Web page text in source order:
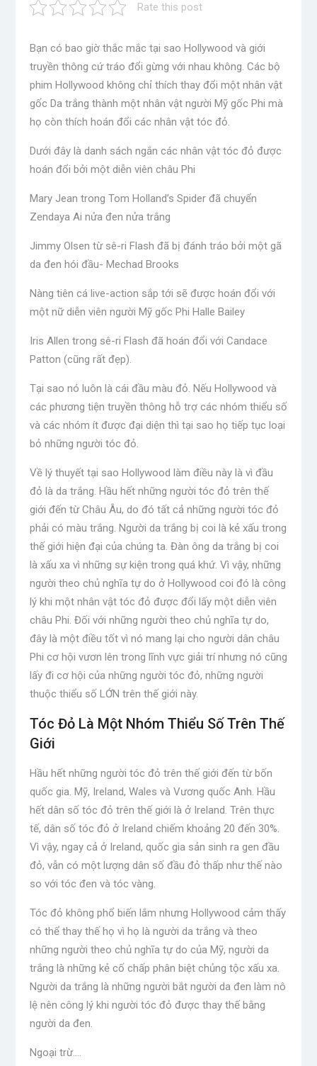
Rate this post
Bạn có bao giờ thắc mắc tại sao Hollywood và giới
truyền thông cứ tráo đổi gừng với nhau không. Các bộ
phim Hollywood không chỉ thích thay đổi một nhân vật
gốc Da trắng thành một nhân vật người Mỹ gốc Phi mà
họ còn thích hoán đổi các nhân vật tóc đỏ.
Dưới đây là danh sách ngắn các nhân vật tóc đỏ được
hoán đổi bởi một diễn viên châu Phi
Mary Jean trong Tom Holland’s Spider đã chuyển
Zendaya Ai nửa đen nửa trắng
Jimmy Olsen từ sê-ri Flash đã bị đánh tráo bởi một gã
da đen hói đầu- Mechad Brooks
Nàng tiên cá live-action sắp tới sẽ được hoán đổi với
một nữ diễn viên người Mỹ gốc Phi Halle Bailey
Iris Allen trong sê-ri Flash đã hoán đổi với Candace
Patton (cũng rất đẹp).
Tại sao nó luôn là cái đầu màu đỏ. Nếu Hollywood và
các phương tiện truyền thông hỗ trợ các nhóm thiểu số
và các nhóm ít được đại diện thì tại sao họ tiếp tục loại
bỏ những người tóc đỏ.
Về lý thuyết tại sao Hollywood làm điều này là vì đầu
đỏ là da trắng. Hầu hết những người tóc đỏ trên thế
giới đến từ Châu Âu, do đó tất cả những người tóc đỏ
phải có màu trắng. Người da trắng bị coi là kẻ xấu trong
thế giới hiện đại của chúng ta. Đàn ông da trắng bị coi
là xấu xa vì những sự kiện trong quá khứ. Vì vậy, những
người theo chủ nghĩa tự do ở Hollywood coi đó là công
lý khi một nhân vật tóc đỏ được đổi lấy một diễn viên
châu Phi. Đối với những người theo chủ nghĩa tự do,
đây là một điều tốt vì nó mang lại cho người dân châu
Phi cơ hội vươn lên trong lĩnh vực giải trí nhưng nó cũng
lấy đi cơ hội của những người tóc đỏ, những người
thuộc thiểu số LỚN trên thế giới này.
Tóc Đỏ Là Một Nhóm Thiểu Số Trên Thế
Giới
Hầu hết những người tóc đỏ trên thế giới đến từ bốn
quốc gia. Mỹ, Ireland, Wales và Vương quốc Anh. Hầu
hết dân số tóc đỏ trên thế giới là ở Ireland. Trên thực
tế, dân số tóc đỏ ở Ireland chiếm khoảng 20 đến 30%.
Vì vậy, ngay cả ở Ireland, quốc gia sản sinh ra gen đầu
đỏ, vẫn có một lượng dân số đầu đỏ thấp như thế nào
so với tóc đen và tóc vàng.
Tóc đỏ không phổ biến lắm nhưng Hollywood cảm thấy
có thể thay thế họ vì họ là người da trắng và theo
những người theo chủ nghĩa tự do của Mỹ, người da
trắng là những kẻ cố chấp phân biệt chủng tộc xấu xa.
Người da trắng là những người bắt người da đen làm nô
lệ nên công lý khi người tóc đỏ được thay thế bằng
người da đen.
Ngoại trừ….